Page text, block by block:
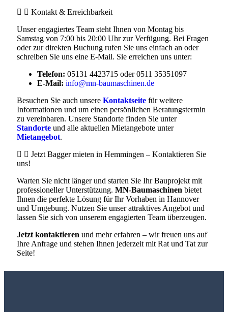
Kontakt & Erreichbarkeit
Unser engagiertes Team steht Ihnen von Montag bis
Samstag von 7:00 bis 20:00 Uhr zur Verfügung. Bei Fragen
oder zur direkten Buchung rufen Sie uns einfach an oder
schreiben Sie uns eine E-Mail. Sie erreichen uns unter:
Telefon: 05131 4423715 oder 0511 35351097
E-Mail: info@mn-baumaschinen.de
Besuchen Sie auch unsere Kontaktseite für weitere
Informationen und um einen persönlichen Beratungstermin
zu vereinbaren. Unsere Standorte finden Sie unter
Standorte und alle aktuellen Mietangebote unter
Mietangebot.
Jetzt Bagger mieten in Hemmingen – Kontaktieren Sie
uns!
Warten Sie nicht länger und starten Sie Ihr Bauprojekt mit
professioneller Unterstützung. MN‑Baumaschinen bietet
Ihnen die perfekte Lösung für Ihr Vorhaben in Hannover
und Umgebung. Nutzen Sie unser attraktives Angebot und
lassen Sie sich von unserem engagierten Team überzeugen.
Jetzt kontaktieren und mehr erfahren – wir freuen uns auf
Ihre Anfrage und stehen Ihnen jederzeit mit Rat und Tat zur
Seite!